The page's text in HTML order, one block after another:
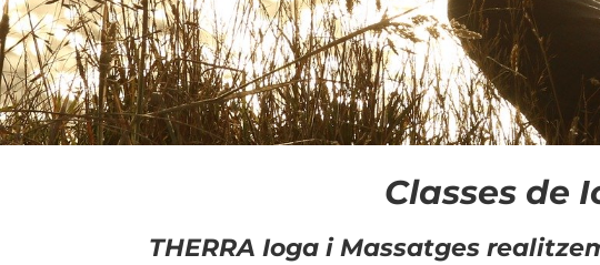
Classes de
THERRA Ioga i Massatges